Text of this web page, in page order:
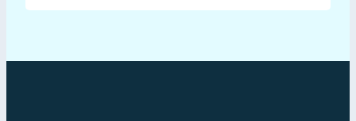
lange mit ihr zusammenarbeiten
profitieren. Tine berichtet von ihrer